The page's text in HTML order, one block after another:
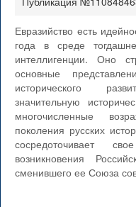
Евразийство есть
года в среде
интеллигенции. Оно
основные
исторического
значительную
многочисленные
поколения русских
сосредоточивает
возникновения
сменившего ее Союза